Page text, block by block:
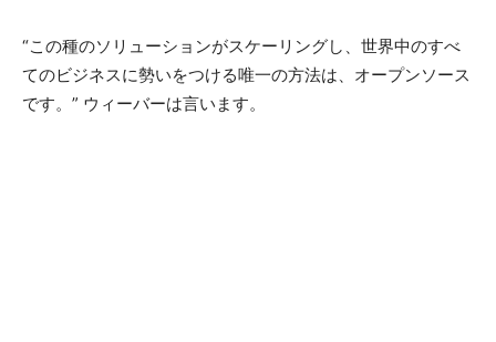
“この種のソリューションがスケーリングし、世界中のすべ
てのビジネスに勢いをつける唯一の方法は、オープンソース
です。” ウィーバーは言います。